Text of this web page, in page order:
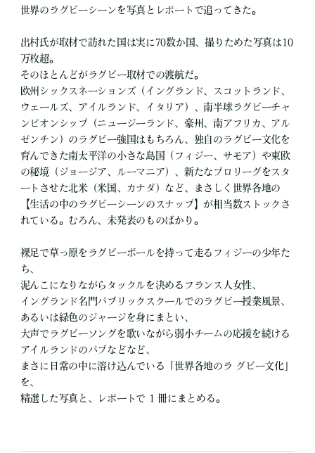
世界のラグビーシーンを写真とレポートで追ってきた。
出村氏が取材で訪れた国は実に70数か国、撮りためた写真は10
万枚超。
そのほとんどがラグビー取材での渡航だ。
欧州シックスネーションズ（イングランド、スコットランド、
ウェールズ、アイルランド、イタリア）、南半球ラグビーチャ
ンピオンシップ（ニュージーランド、豪州、南アフリカ、アル
ゼンチン）のラグビー強国はもちろん、独自のラグビー文化を
育んできた南太平洋の小さな島国（フィジー、サモア）や東欧
の秘境（ジョージア、ルーマニア）、新たなプロリーグをスタ
ートさせた北米（米国、カナダ）など、まさしく世界各地の
【生活の中のラグビーシーンのスナップ】が相当数ストックさ
れている。むろん、未発表のものばかり。
裸足で草っ原をラグビーボールを持って走るフィジーの少年た
ち、
泥んこになりながらタックルを決めるフランス人女性、
イングランド名門パブリックスクールでのラグビー授業風景、
あるいは緑色のジャージを身にまとい、
大声でラグビーソングを歌いながら弱小チームの応援を続ける
アイルランドのパブなどなど、
まさに日常の中に溶け込んでいる「世界各地のラ グビー文化」
を、
精選した写真と、レポートで 1 冊にまとめる。